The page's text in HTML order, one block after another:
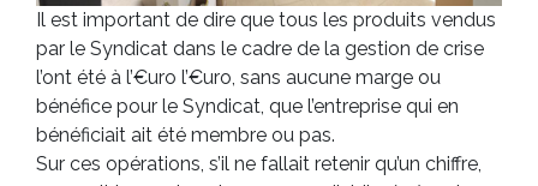
Il est important de dire que tous les produits vendus
par le Syndicat dans le cadre de la gestion de crise
l’ont été à l’€uro l’€uro, sans aucune marge ou
bénéfice pour le Syndicat, que l’entreprise qui en
bénéficiait ait été membre ou pas.
Sur ces opérations, s’il ne fallait retenir qu’un chiffre,